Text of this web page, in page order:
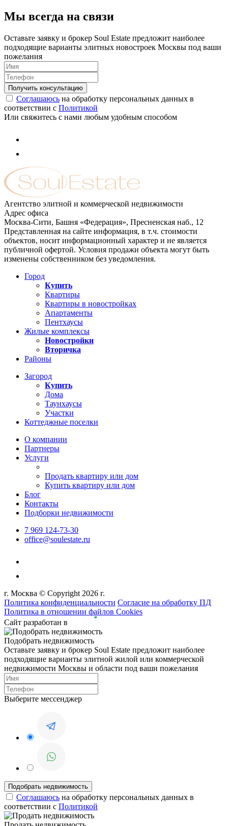
Мы всегда на связи
Оставьте заявку и брокер Soul Estate предложит наиболее
подходящие варианты элитных новостроек Москвы под ваши
пожелания
Соглашаюсь на обработку персональных данных в
соответствии с Политикой
Или свяжитесь с нами любым удобным способом
Агентство элитной и коммерческой недвижимости
Адрес офиса
Москва-Сити, Башня «Федерация», Пресненская наб., 12
Представленная на сайте информация, в т.ч. стоимости
объектов, носит информационный характер и не является
публичной офертой. Условия продажи объекта могут быть
изменены собственником без уведомления.
Город
Купить
Квартиры
Квартиры в новостройках
Апартаменты
Пентхаусы
Жилые комплексы
Новостройки
Вторичка
Районы
Загород
Купить
Дома
Таунхаусы
Участки
Коттеджные поселки
О компании
Партнеры
Услуги
Продать квартиру или дом
Купить квартиру или дом
Блог
Контакты
Подборки недвижимости
7 969 124-73-30
office@soulestate.ru
г. Москва © Copyright 2026 г.
Политика конфиденциальности Согласие на обработку ПД
Политика в отношении файлов Cookies
Сайт разработан в
Подобрать недвижимость
Оставьте заявку и брокер Soul Estate предложит наиболее
подходящие варианты элитной жилой или коммерческой
недвижимости Москвы и области под ваши пожелания
Выберите мессенджер
Соглашаюсь на обработку персональных данных в
соответствии с Политикой